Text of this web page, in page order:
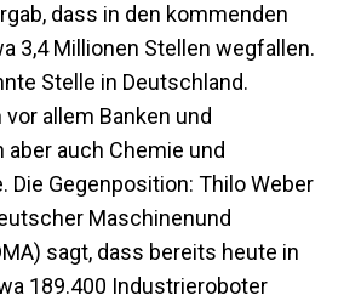
dass in den kommenden
3,4 Millionen Stellen wegfallen.
Stelle in Deutschland.
allem Banken und
auch Chemie und
Die Gegenposition: Thilo Weber
Maschinenund
sagt, dass bereits heute in
189.400 Industrieroboter